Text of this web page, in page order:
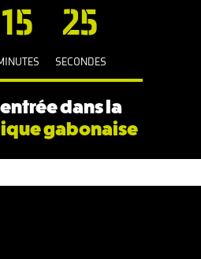
15 26
SECONDES
dans la
gabonaise